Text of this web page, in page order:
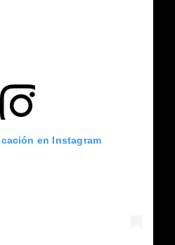
en Instagram